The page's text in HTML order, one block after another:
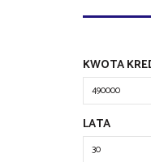
KWOTA
LATA